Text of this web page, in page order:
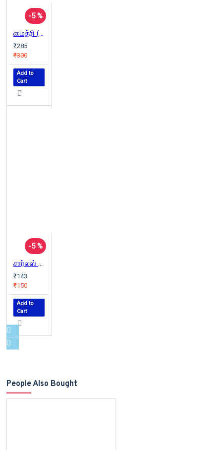
-5 %
மைத்ரி (நாவல்)
₹285
₹300
Add to
Cart
-5 %
சார்லஸ் டார்வின் - சுயசரிதை
₹143
₹150
Add to
Cart
People Also Bought